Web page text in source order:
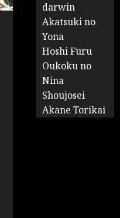
darwin
Akatsuki no
Yona
Hoshi Furu
Oukoku no
Nina
Shoujosei
Akane Torikai